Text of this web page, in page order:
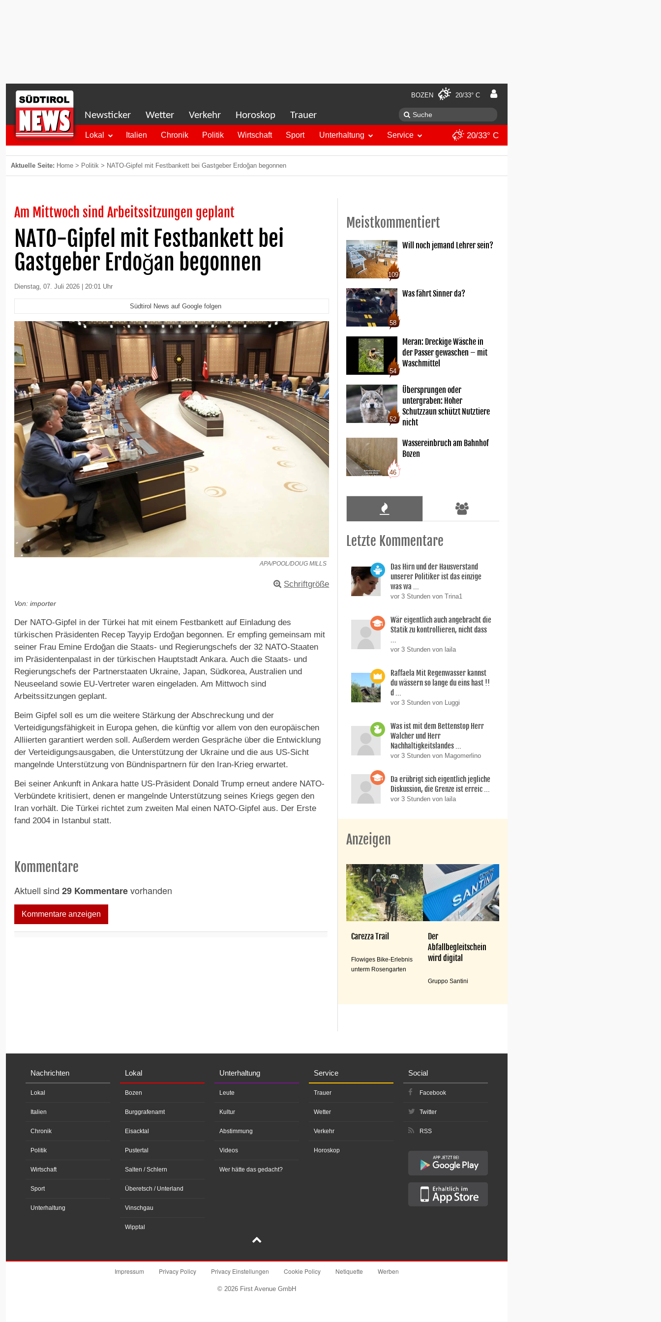
BOZEN 20/33° C
Newsticker Wetter Verkehr Horoskop Trauer
Lokal Italien Chronik Politik Wirtschaft Sport Unterhaltung Service 20/33° C
Aktuelle Seite: Home > Politik > NATO-Gipfel mit Festbankett bei Gastgeber Erdoğan begonnen
Am Mittwoch sind Arbeitssitzungen geplant
NATO-Gipfel mit Festbankett bei
Gastgeber Erdoğan begonnen
Dienstag, 07. Juli 2026 | 20:01 Uhr
Südtirol News auf Google folgen
APA/POOL/DOUG MILLS
Schriftgröße
Von: importer
Der NATO-Gipfel in der Türkei hat mit einem Festbankett auf Einladung des
türkischen Präsidenten Recep Tayyip Erdoğan begonnen. Er empfing gemeinsam mit
seiner Frau Emine Erdoğan die Staats- und Regierungschefs der 32 NATO-Staaten
im Präsidentenpalast in der türkischen Hauptstadt Ankara. Auch die Staats- und
Regierungschefs der Partnerstaaten Ukraine, Japan, Südkorea, Australien und
Neuseeland sowie EU-Vertreter waren eingeladen. Am Mittwoch sind
Arbeitssitzungen geplant.
Beim Gipfel soll es um die weitere Stärkung der Abschreckung und der
Verteidigungsfähigkeit in Europa gehen, die künftig vor allem von den europäischen
Alliierten garantiert werden soll. Außerdem werden Gespräche über die Entwicklung
der Verteidigungsausgaben, die Unterstützung der Ukraine und die aus US-Sicht
mangelnde Unterstützung von Bündnispartnern für den Iran-Krieg erwartet.
Bei seiner Ankunft in Ankara hatte US-Präsident Donald Trump erneut andere NATO-
Verbündete kritisiert, denen er mangelnde Unterstützung seines Kriegs gegen den
Iran vorhält. Die Türkei richtet zum zweiten Mal einen NATO-Gipfel aus. Der Erste
fand 2004 in Istanbul statt.
Kommentare
Aktuell sind 29 Kommentarevorhanden
Kommentare anzeigen
Meistkommentiert
109
Will noch jemand Lehrer sein?
58
Was fährt Sinner da?
54
Meran: Dreckige Wäsche in
der Passer gewaschen – mit
Waschmittel
52
Übersprungen oder
untergraben: Hoher
Schutzzaun schützt Nutztiere
nicht
46
Wassereinbruch am Bahnhof
Bozen
Letzte Kommentare
Das Hirn und der Hausverstand
unserer Politiker ist das einzige
was wa ...
vor 3 Stunden von Trina1
Wär eigentlich auch angebracht die
Statik zu kontrollieren, nicht dass
...
vor 3 Stunden von laila
Raffaela Mit Regenwasser kannst
du wässern so lange du eins hast !!
d ...
vor 3 Stunden von Luggi
Was ist mit dem Bettenstop Herr
Walcher und Herr
Nachhaltigkeitslandes ...
vor 3 Stunden von Magomerlino
Da erübrigt sich eigentlich jegliche
Diskussion, die Grenze ist erreic ...
vor 3 Stunden von laila
Anzeigen
Carezza Trail
Flowiges Bike-Erlebnis
unterm Rosengarten
Der
Abfallbegleitschein
wird digital
Gruppo Santini
Nachrichten
Lokal
Italien
Chronik
Politik
Wirtschaft
Sport
Unterhaltung
Lokal
Bozen
Burggrafenamt
Eisacktal
Pustertal
Salten / Schlern
Überetsch / Unterland
Vinschgau
Wipptal
Unterhaltung
Leute
Kultur
Abstimmung
Videos
Wer hätte das gedacht?
Service
Trauer
Wetter
Verkehr
Horoskop
Social
Facebook
Twitter
RSS
Impressum Privacy Policy Privacy Einstellungen Cookie Policy Netiquette Werben
© 2026 First Avenue GmbH